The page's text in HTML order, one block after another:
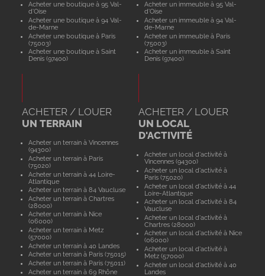
Acheter une boutique à 95 Val-
d'Oise
Acheter une boutique à 94 Val-
de-Marne
Acheter une boutique à Paris
(75003)
Acheter une boutique à Saint
Denis (97400)
Acheter un immeuble à 95 Val-
d'Oise
Acheter un immeuble à 94 Val-
de-Marne
Acheter un immeuble à Paris
(75003)
Acheter un immeuble à Saint
Denis (97400)
ACHETER / LOUER
UN TERRAIN
Acheter un terrain à Vincennes
(94300)
Acheter un terrain à Paris
(75020)
Acheter un terrain à 44 Loire-
Atlantique
Acheter un terrain à 84 Vaucluse
Acheter un terrain à Chartres
(28000)
Acheter un terrain à Nice
(06000)
Acheter un terrain à Metz
(57000)
Acheter un terrain à 40 Landes
Acheter un terrain à Paris (75015)
Acheter un terrain à Paris (75011)
Acheter un terrain à 69 Rhône
ACHETER / LOUER
UN LOCAL
D'ACTIVITÉ
Acheter un local d'activité à
Vincennes (94300)
Acheter un local d'activité à
Paris (75020)
Acheter un local d'activité à 44
Loire-Atlantique
Acheter un local d'activité à 84
Vaucluse
Acheter un local d'activité à
Chartres (28000)
Acheter un local d'activité à Nice
(06000)
Acheter un local d'activité à
Metz (57000)
Acheter un local d'activité à 40
Landes